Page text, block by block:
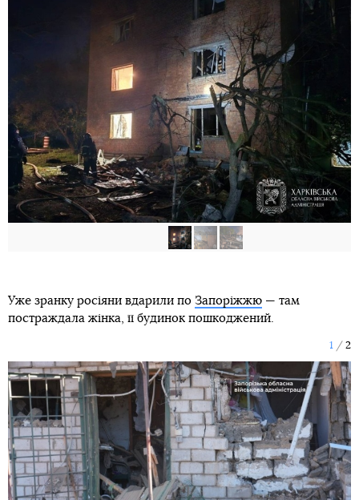
Уже зранку росіяни вдарили по Запоріжжю — там
постраждала жінка, її будинок пошкоджений.
1 2